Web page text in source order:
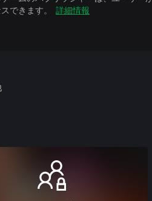
できます。
詳細情報